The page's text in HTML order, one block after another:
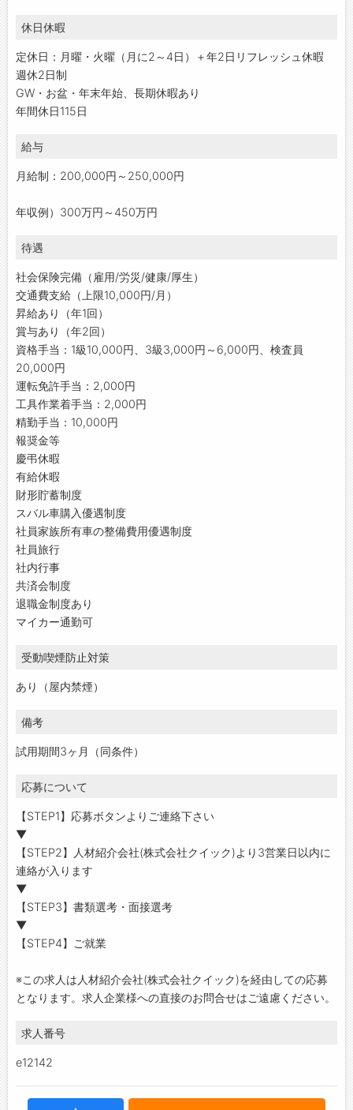
休日休暇
定休日：月曜・火曜（月に2～4日）＋年2日リフレッシュ休暇
週休2日制
GW・お盆・年末年始、長期休暇あり
年間休日115日
給与
月給制：200,000円～250,000円
年収例）300万円～450万円
待遇
社会保険完備（雇用/労災/健康/厚生）
交通費支給（上限10,000円/月）
昇給あり（年1回）
賞与あり（年2回）
資格手当：1級10,000円、3級3,000円～6,000円、検査員
20,000円
運転免許手当：2,000円
工具作業着手当：2,000円
精勤手当：10,000円
報奨金等
慶弔休暇
有給休暇
財形貯蓄制度
スバル車購入優遇制度
社員家族所有車の整備費用優遇制度
社員旅行
社内行事
共済会制度
退職金制度あり
マイカー通勤可
受動喫煙防止対策
あり（屋内禁煙）
備考
試用期間3ヶ月（同条件）
応募について
【STEP1】応募ボタンよりご連絡下さい
▼
【STEP2】人材紹介会社(株式会社クイック)より3営業日以内に
連絡が入ります
▼
【STEP3】書類選考・面接選考
▼
【STEP4】ご就業
※この求人は人材紹介会社(株式会社クイック)を経由しての応募
となります。求人企業様への直接のお問合せはご遠慮ください。
求人番号
e12142